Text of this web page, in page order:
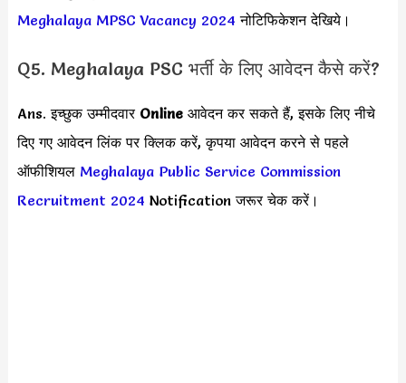
Meghalaya MPSC Vacancy 2024 नोटिफिकेशन देखिये।
Q5. Meghalaya PSC भर्ती के लिए आवेदन कैसे करें?
Ans. इच्छुक उम्मीदवार Online आवेदन कर सकते हैं, इसके लिए नीचे
दिए गए आवेदन लिंक पर क्लिक करें, कृपया आवेदन करने से पहले
ऑफीशियल Meghalaya Public Service Commission
Recruitment 2024 Notification जरूर चेक करें।